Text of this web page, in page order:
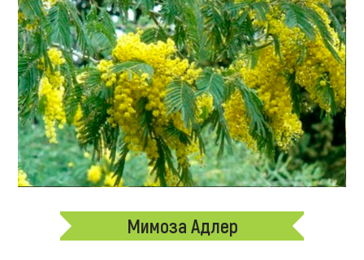
Мимоза Адлер